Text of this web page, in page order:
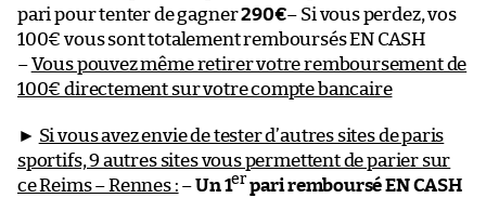
pari pour tenter de gagner290€– Si vous perdez, vos
100€ vous sont totalement remboursés EN CASH
–Vous pouvez même retirer votre remboursement de
100€ directement sur votre compte bancaire
► Si vous avez envie de tester d’autres sites de paris
sportifs, 9 autres sites vous permettent de parier sur
ce Reims – Rennes : –Un 1er pari remboursé EN CASH